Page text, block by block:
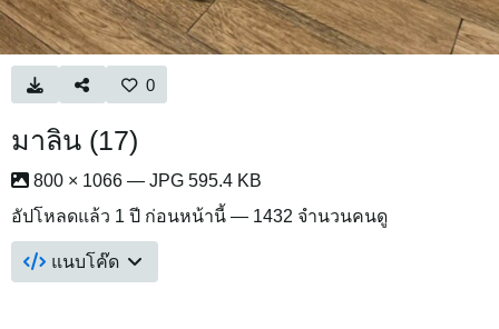
0
มาลิน (17)
800 × 1066 — JPG 595.4 KB
อัปโหลดแล้ว 1 ปี ก่อนหน้านี้ — 1432 จำนวนคนดู
แนบโค๊ด